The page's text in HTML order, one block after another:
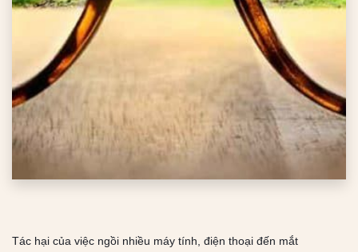
Tác hại của việc ngồi nhiều máy tính, điện thoại đến mắt